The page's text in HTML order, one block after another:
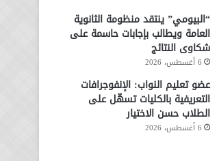
“البيومي” ينتقد منظومة الثانوية
العامة ويطالب بإجابات حاسمة على
شكاوى النتائج
6 أغسطس، 2026
عضو تعليم النواب: الإنفوجرافات
التعريفية بالكليات تسهّل على
الطلاب حسن الاختيار
6 أغسطس، 2026